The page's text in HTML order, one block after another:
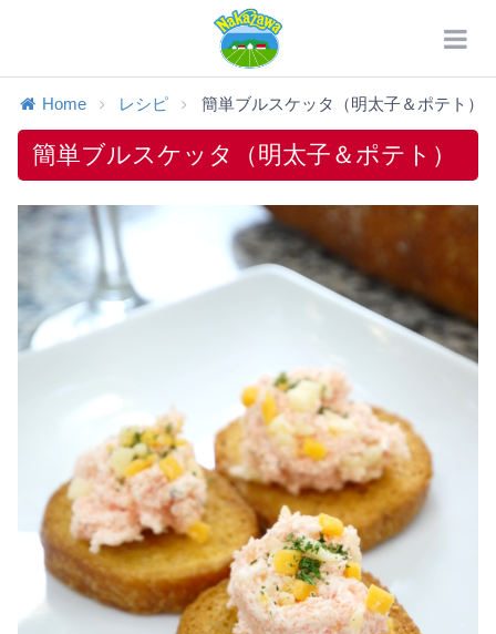
Home レシピ 簡単ブルスケッタ（明太子＆ポテト）
簡単ブルスケッタ（明太子＆ポテト）